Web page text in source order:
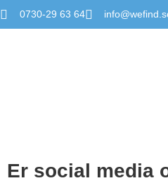
0730-29 63 64
Er social media